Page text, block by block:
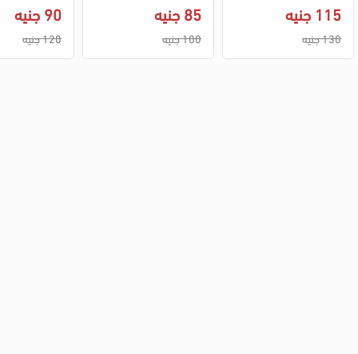
115 جنيه
130 جنيه
85 جنيه
100 جنيه
90 جنيه
120 جنيه